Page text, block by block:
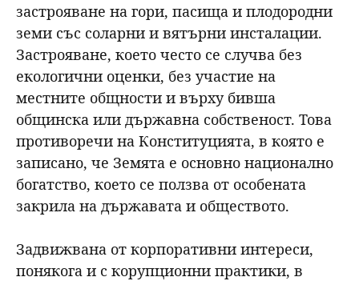
застрояване на гори, пасища и плодородни
земи със соларни и вятърни инсталации.
Застрояване, което често се случва без
екологични оценки, без участие на
местните общности и върху бивша
общинска или държавна собственост. Това
противоречи на Конституцията, в която е
записано, че Земята е основно национално
богатство, което се ползва от особената
закрила на държавата и обществото.
Задвижвана от корпоративни интереси,
понякога и с корупционни практики, в